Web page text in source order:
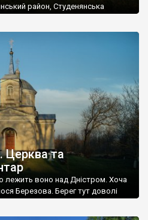
район, Студенянська
хрестами. Всі епітафії, які
церковнослов’янською
ознаками – цвинтар
19 століттям. У 1924-1940
Церква та
лежить воно над Дністром. Хоча
Березова. Берег тут доволі